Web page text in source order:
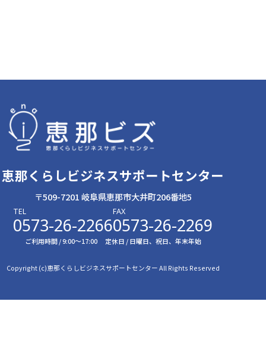
恵那くらしビジネスサポートセンター
〒509-7201 岐阜県恵那市大井町206番地5
TEL
0573-26-2266
FAX
0573-26-2269
ご利用時間 / 9:00〜17:00 定休日 / 日曜日、祝日、年末年始
Copyright (c)恵那くらしビジネスサポートセンター All Rights Reserved